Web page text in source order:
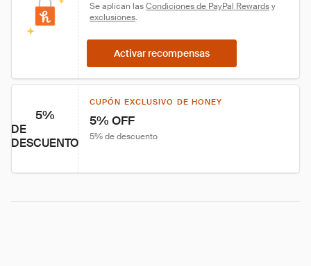
Se aplican las Condiciones de PayPal Rewards y
exclusiones.
Activar recompensas
5%
DE
DESCUENTO
CUPÓN EXCLUSIVO DE HONEY
5% OFF
5% de descuento